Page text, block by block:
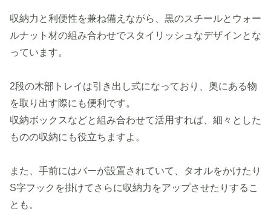
収納力と利便性を兼ね備えながら、黒のスチールとウォー
ルナット材の組み合わせでスタイリッシュなデザインとな
っています。
2段の木部トレイは引き出し式になっており、奥にある物
を取り出す際にも便利です。
収納ボックスなどと組み合わせて活用すれば、細々とした
ものの収納にも役立ちますよ。
また、手前にはバーが設置されていて、タオルをかけたり
S字フックを掛けてさらに収納力をアップさせたりするこ
とも。